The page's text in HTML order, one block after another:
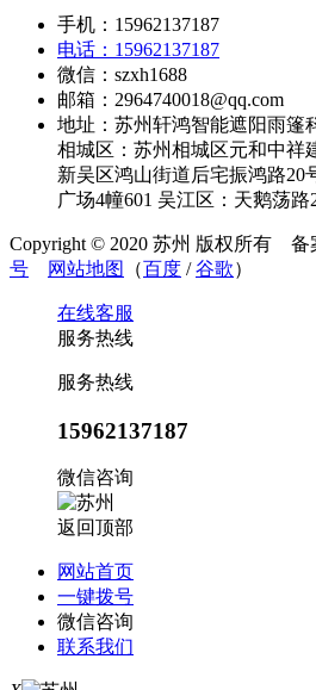
手机：15962137187
电话：15962137187
微信：szxh1688
邮箱：2964740018@qq.com
地址：苏州轩鸿智能遮阳雨篷
相城区：苏州相城区元和中祥
新吴区鸿山街道后宅振鸿路20
广场4幢601 吴江区：天鹅荡
Copyright © 2020 苏州 版权所有 备
号
网站地图 （百度 /谷歌）
在线客服
服务热线
服务热线
15962137187
微信咨询
返回顶部
网站首页
一键拨号
微信咨询
联系我们